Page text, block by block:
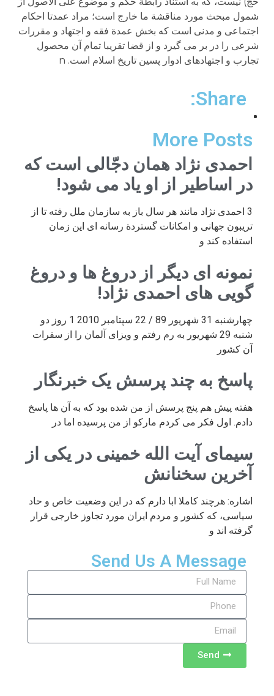
شمول مبحث مورد مناقشة ما خارج است؛ مراد عمدتا احکام
اجتماعی و مدنی است که بخش عمدة فقه و اجتهاد و مقررات
شرعی را در بر می گیرد و از قضا تقریبا تمام آن محصول
تجارب و اجتهادهای ادوار پسین تاریخ اسلام است. n
Share:
More Posts
احمدی نژاد همان دجّالی است که
در اساطیر از او یاد می شود!
3 احمدی نژاد مانند هر سال باز به سازمان ملل رفته تا از
تریبون جهانی و امکانات گستردة رسانه ای این زمان
استفاده کند و
نمونه ای دیگر از دروغ ها و دروغ
گویی های احمدی نژاد!
چهارشنبه 31 شهریور 89 / 22 سپتامبر 2010 1 روز دو
شنبه 29 شهریور به رم رفتم و ویزای آلمان را از سفرات
آن کشور
پاسخ به چند پرسش یک خبرنگار
هفته پیش هم پنج پرسش از من شده بود که به آن ها پاسخ
دادم. اول فکر می کردم مارکو از من پرسیده اما در
سیمای آیت الله خمینی در یکی از
آخرین سخنانش
اشاره: هرچند کاملا ابا دارم که در این وضعیت خاص و حاد
سیاسی، که کشور و مردم ایران مورد تجاوز خارجی قرار
گرفته اند و
Send Us A Message
Send